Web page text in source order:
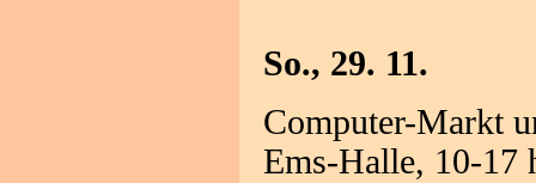
So., 29. 11.
Computer-Markt
Ems-Halle, 10-17